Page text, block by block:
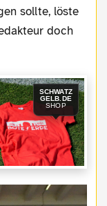
sollte, löste
doch
SCHWATZ
GELB.DE
SHOP